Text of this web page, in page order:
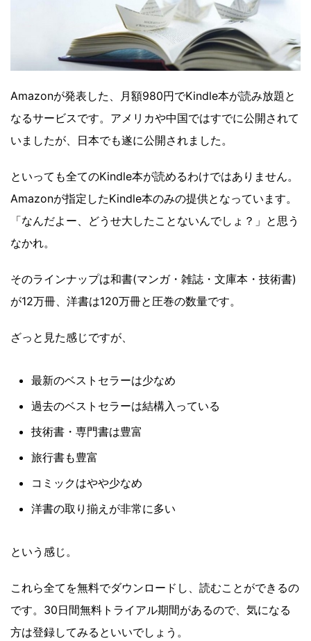
Amazonが発表した、月額980円でKindle本が読み放題と
なるサービスです。アメリカや中国ではすでに公開されて
いましたが、日本でも遂に公開されました。
といっても全てのKindle本が読めるわけではありません。
Amazonが指定したKindle本のみの提供となっています。
「なんだよー、どうせ大したことないんでしょ？」と思う
なかれ。
そのラインナップは和書(マンガ・雑誌・文庫本・技術書)
が12万冊、洋書は120万冊と圧巻の数量です。
ざっと見た感じですが、
最新のベストセラーは少なめ
過去のベストセラーは結構入っている
技術書・専門書は豊富
旅行書も豊富
コミックはやや少なめ
洋書の取り揃えが非常に多い
という感じ。
これら全てを無料でダウンロードし、読むことができるの
です。30日間無料トライアル期間があるので、気になる
方は登録してみるといいでしょう。